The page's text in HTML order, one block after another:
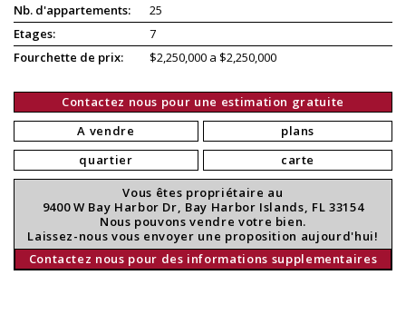
Nb. d'appartements:
25
Etages:
7
Fourchette de prix:
$2,250,000 a $2,250,000
Contactez nous pour une estimation gratuite
A vendre
quartier
plans
carte
Vous êtes propriétaire au
9400 W Bay Harbor Dr, Bay Harbor Islands, FL 33154
Nous pouvons vendre votre bien.
Laissez-nous vous envoyer une proposition aujourd'hui!
Contactez nous pour des informations supplementaires